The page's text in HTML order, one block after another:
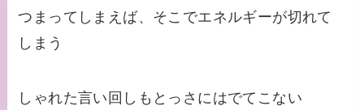
つまってしまえば、そこでエネルギーが切れて
しまう
しゃれた言い回しもとっさにはでてこない